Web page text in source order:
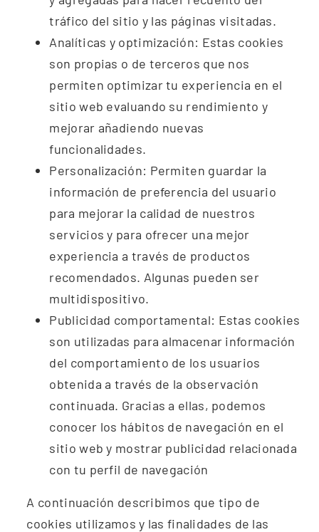
tráfico del sitio y las páginas visitadas.
Analíticas y optimización: Estas cookies
son propias o de terceros que nos
permiten optimizar tu experiencia en el
sitio web evaluando su rendimiento y
mejorar añadiendo nuevas
funcionalidades.
Personalización: Permiten guardar la
información de preferencia del usuario
para mejorar la calidad de nuestros
servicios y para ofrecer una mejor
experiencia a través de productos
recomendados. Algunas pueden ser
multidispositivo.
Publicidad comportamental: Estas cookies
son utilizadas para almacenar información
del comportamiento de los usuarios
obtenida a través de la observación
continuada. Gracias a ellas, podemos
conocer los hábitos de navegación en el
sitio web y mostrar publicidad relacionada
con tu perfil de navegación
A continuación describimos que tipo de
cookies utilizamos y las finalidades de las